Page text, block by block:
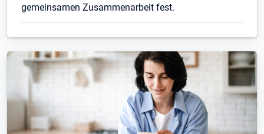
gemeinsamen Zusammenarbeit fest.